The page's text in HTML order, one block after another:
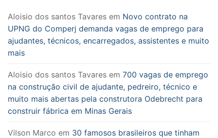
Aloisio dos santos Tavares em Novo contrato na
UPNG do Comperj demanda vagas de emprego para
ajudantes, técnicos, encarregados, assistentes e muito
mais
Aloisio dos santos Tavares em 700 vagas de emprego
na construção civil de ajudante, pedreiro, técnico e
muito mais abertas pela construtora Odebrecht para
construir fábrica em Minas Gerais
Vilson Marco em 30 famosos brasileiros que tinham